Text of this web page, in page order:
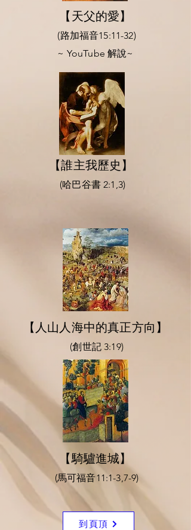
【天父的愛】
(路加福音15:11-32)
​~ YouTube 解說~
【誰主我歷史】
(哈巴谷書 2:1,3)
【人山人海中的真正方向】
(創世記 3:19)
【騎驢進城】
(馬可福音11:1-3,7-9)
到頁頂